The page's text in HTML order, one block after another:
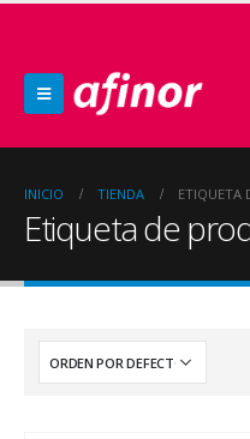
INICIO TIENDA ETIQUETA
Etiqueta de